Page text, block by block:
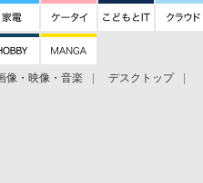
像・映像・音楽
デスクトップ